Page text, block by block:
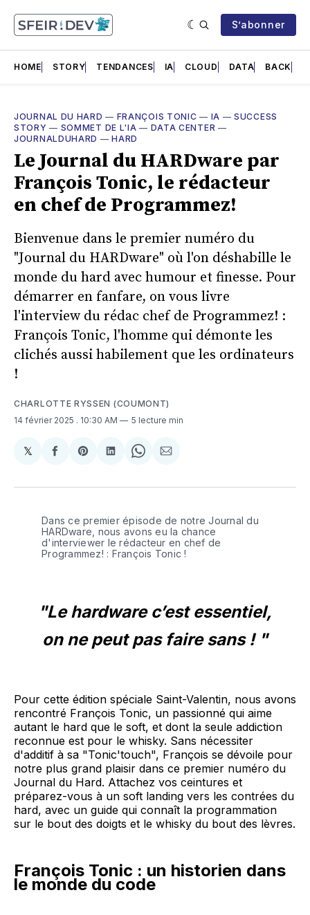
S’abonner
HOME STORY TENDANCES IA CLOUD DATA BACK
JOURNAL DU HARD — FRANÇOIS TONIC — IA —SUCCESS
STORY — SOMMET DE L'IA — DATA CENTER —
JOURNALDUHARD —HARD
Le Journal du HARDware par
François Tonic, le rédacteur
en chef de Programmez!
Bienvenue dans le premier numéro du
"Journal du HARDware" où l'on déshabille le
monde du hard avec humour et finesse. Pour
démarrer en fanfare, on vous livre
l'interview du rédac chef de Programmez! :
François Tonic, l'homme qui démonte les
clichés aussi habilement que les ordinateurs
!
CHARLOTTE RYSSEN (COUMONT)
14 février 2025 . 10:30 AM 5 lecture min
𝕏Share
X
Partager
Facebook
Share
Pinterest
Partager
LinkedIn
Share
WhatsApp
Partager
Courriel
Dans ce premier épisode de notre Journal du
HARDware, nous avons eu la chance
d'interviewer le rédacteur en chef de
Programmez! : François Tonic !
"Le hardware c’est essentiel,
on ne peut pas faire sans ! "
Pour cette édition spéciale Saint-Valentin, nous avons
rencontré François Tonic, un passionné qui aime
autant le hard que le soft, et dont la seule addiction
reconnue est pour le whisky. Sans nécessiter
d'additif à sa "Tonic'touch", François se dévoile pour
notre plus grand plaisir dans ce premier numéro du
Journal du Hard. Attachez vos ceintures et
préparez-vous à un soft landing vers les contrées du
hard, avec un guide qui connaît la programmation
sur le bout des doigts et le whisky du bout des lèvres.
François Tonic : un historien dans
le monde du code